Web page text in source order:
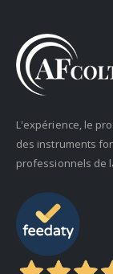
L'expérience, le
des instruments
professionnels de